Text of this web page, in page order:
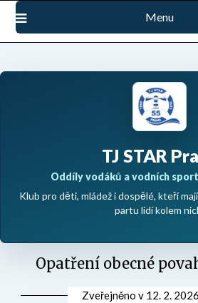
Přejdi
obsah
Menu
TJ STAR
Oddíly vodáků a vodních
Klub pro děti, mládež i dospělé, kteří
partu lidí kolem
Opatření obecné
Zveřejněno v 12. 2. 2026